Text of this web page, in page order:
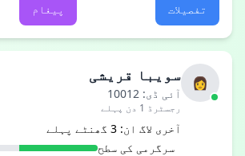
تفصیلات پیغام
👩 سویبا قریشی
آئی ڈی: 10012
رجسٹرڈ 1 دن پہلے
آخری لاگ ان: 3 گھنٹے پہلے
سرگرمی کی سطح